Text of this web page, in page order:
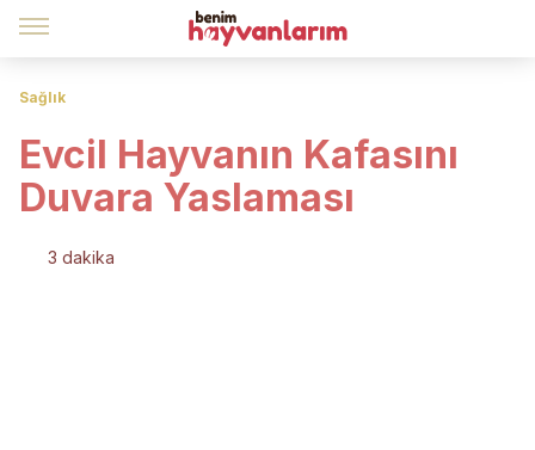
Sağlık
Evcil Hayvanın Kafasını
Duvara Yaslaması
3 dakika